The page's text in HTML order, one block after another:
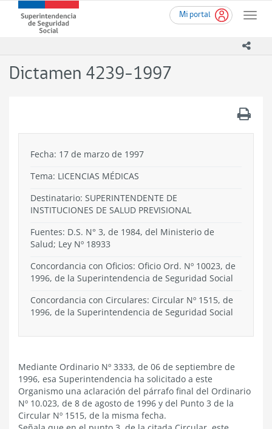
contenido
Mi portal
Toggle
Superintendencia
de
-
Dictamen 4239-1997
Fecha: 17 de marzo de 1997
Tema: LICENCIAS MÉDICAS
Destinatario: SUPERINTENDENTE DE
INSTITUCIONES DE SALUD PREVISIONAL
Fuentes: D.S. N° 3, de 1984, del Ministerio de
Salud; Ley Nº 18933
Concordancia con Oficios: Oficio Ord. Nº 10023, de
1996, de la Superintendencia de Seguridad Social
Concordancia con Circulares: Circular Nº 1515, de
1996, de la Superintendencia de Seguridad Social
Mediante Ordinario Nº 3333, de 06 de septiembre de
1996, esa Superintendencia ha solicitado a este
Organismo una aclaración del párrafo final del Ordinario
Nº 10.023, de 8 de agosto de 1996 y del Punto 3 de la
Circular Nº 1515, de la misma fecha.